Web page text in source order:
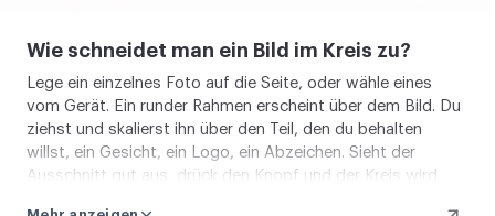
Teil im Kreis seine ursprüngliche
Qualität. Du wählst den Rahmen. Das
Werkzeug zeichnet den Kreis. Nichts zu
lernen und nichts zu installieren. Lege
ein Bild ab und runde es. Danach
kannst du einen Teil als Rechteck
Wie schneidet man ein Bild im Kreis zu?
Lege ein einzelnes Foto auf die Seite, oder wähle eines
vom Gerät. Ein runder Rahmen erscheint über dem Bild. Du
ziehst und skalierst ihn über den Teil, den du behalten
willst, ein Gesicht, ein Logo, ein Abzeichen. Sieht der
Ausschnitt gut aus, drück den Knopf und der Kreis wird